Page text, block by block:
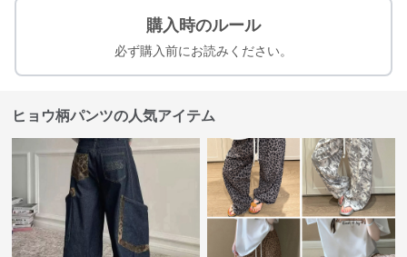
購入時のルール
必ず購入前にお読みください。
ヒョウ柄パンツの人気アイテム